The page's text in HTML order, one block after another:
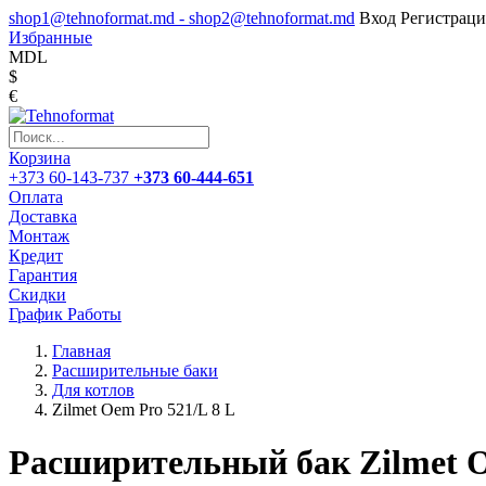
shop1@tehnoformat.md - shop2@tehnoformat.md Вход
Избранные
MDL
$
€
Корзина
+373 60-143-737 +373 60-444-651
Оплата
Доставка
Монтаж
Кредит
Гарантия
Скидки
График Работы
Главная
Расширительные баки
Для котлов
Zilmet Oem Pro 521/L 8 L
Расширительный бак Zilmet